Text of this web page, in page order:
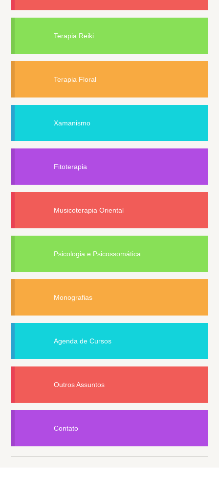
Terapia Reiki
Terapia Floral
Xamanismo
Fitoterapia
Musicoterapia Oriental
Psicologia e Psicossomática
Monografias
Agenda de Cursos
Outros Assuntos
Contato